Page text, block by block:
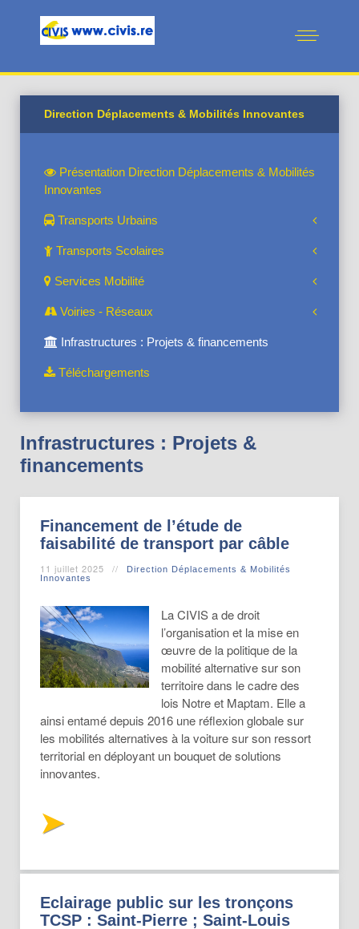
Direction Déplacements & Mobilités Innovantes
Présentation Direction Déplacements & Mobilités
Innovantes
Transports Urbains
Transports Scolaires
Services Mobilité
Voiries - Réseaux
Infrastructures : Projets & financements
Téléchargements
Infrastructures : Projets &
financements
Financement de l’étude de
faisabilité de transport par câble
11 juillet 2025
Direction Déplacements & Mobilités
Innovantes
La CIVIS a de droit
l’organisation et la mise en
œuvre de la politique de la
mobilité alternative sur son
territoire dans le cadre des
lois Notre et Maptam. Elle a
ainsi entamé depuis 2016 une réflexion globale sur
les mobilités alternatives à la voiture sur son ressort
territorial en déployant un bouquet de solutions
innovantes.
Eclairage public sur les tronçons
TCSP : Saint-Pierre ; Saint-Louis